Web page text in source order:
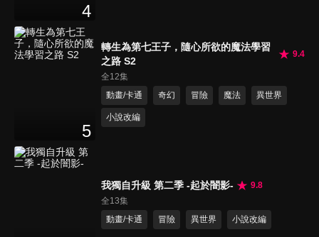
4
5
轉生為第七王子，隨心所欲的魔法學習
之路 S2
9.4
全12集
動畫/卡通
奇幻 冒險 魔法 異世界
小說改編
我獨自升級 第二季 -起於闇影-
9.8
全13集
動畫/卡通
冒險 異世界 小說改編